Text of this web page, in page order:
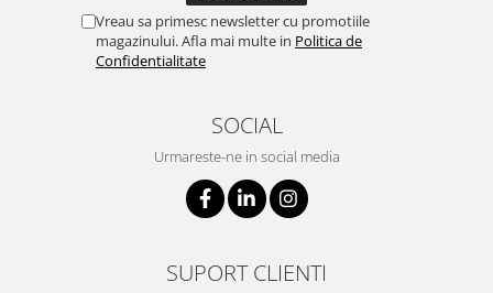
Vreau sa primesc newsletter cu promotiile
magazinului. Afla mai multe in Politica de
Confidentialitate
SOCIAL
Urmareste-ne in social media
SUPORT CLIENTI